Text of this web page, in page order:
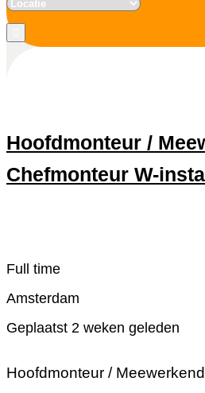
Hoofdmonteur /
Chefmonteur W-
Full time
Amsterdam
Geplaatst 2 weken geleden
Hoofdmonteur /